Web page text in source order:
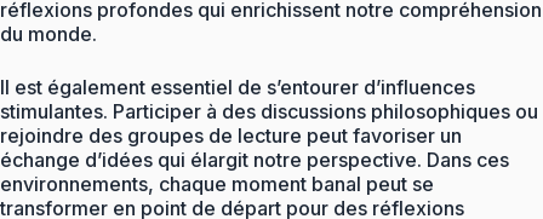
réflexions profondes qui enrichissent notre compréhension
du monde.
Il est également essentiel de s’entourer d’influences
stimulantes. Participer à des discussions philosophiques ou
rejoindre des groupes de lecture peut favoriser un
échange d’idées qui élargit notre perspective. Dans ces
environnements, chaque moment banal peut se
transformer en point de départ pour des réflexions